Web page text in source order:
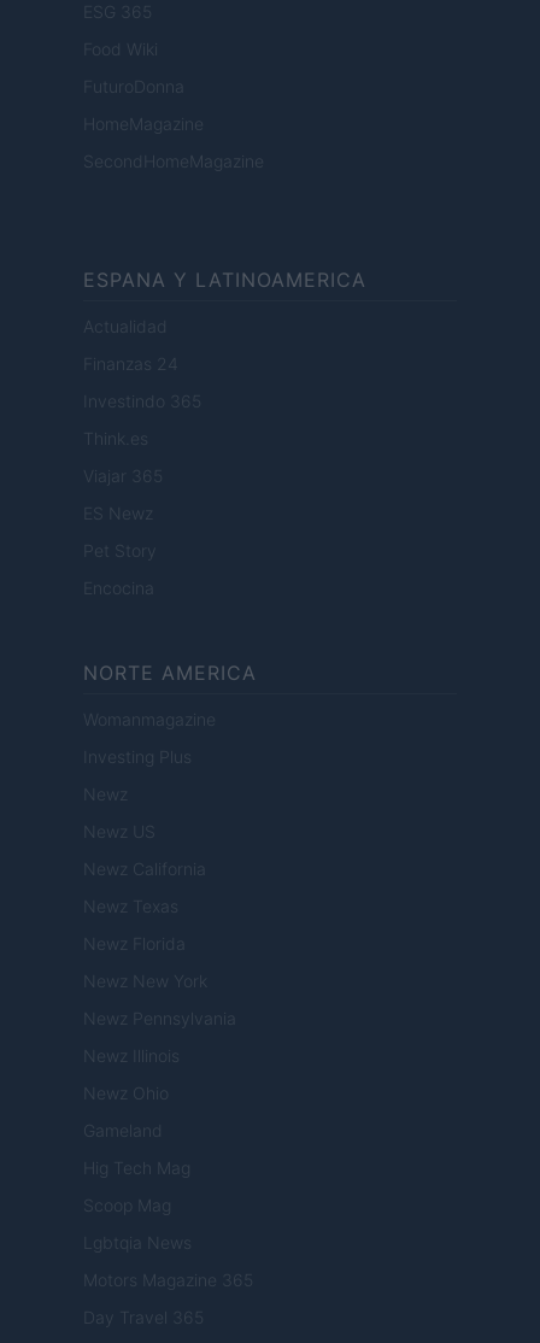
ESG 365
Food Wiki
FuturoDonna
HomeMagazine
SecondHomeMagazine
ESPANA Y LATINOAMERICA
Actualidad
Finanzas 24
Investindo 365
Think.es
Viajar 365
ES Newz
Pet Story
Encocina
NORTE AMERICA
Womanmagazine
Investing Plus
Newz
Newz US
Newz California
Newz Texas
Newz Florida
Newz New York
Newz Pennsylvania
Newz Illinois
Newz Ohio
Gameland
Hig Tech Mag
Scoop Mag
Lgbtqia News
Motors Magazine 365
Day Travel 365